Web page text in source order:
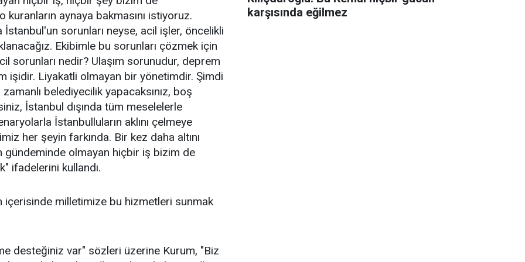
aynaya bakmasını istiyoruz.
İstanbul'un sorunları neyse, acil işler, öncelikli
Ekibimle bu sorunları çözmek için
sorunları nedir? Ulaşım sorunudur, deprem
işidir. Liyakatli olmayan bir yönetimdir. Şimdi
belediyecilik yapacaksınız, boş
İstanbul dışında tüm meselelerle
İstanbulluların aklını çelmeye
her şeyin farkında. Bir kez daha altını
gündeminde olmayan hiçbir iş bizim de
ifadelerini kullandı.
içerisinde milletimize bu hizmetleri sunmak
desteğiniz var" sözleri üzerine Kurum, "Biz
karşısında eğilmez